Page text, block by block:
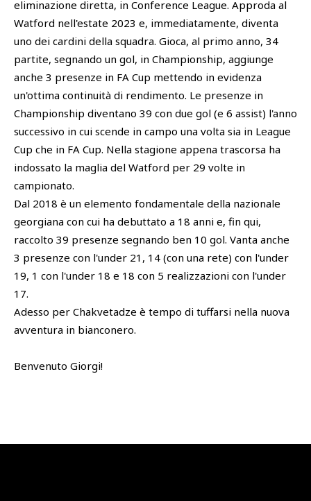
eliminazione diretta, in Conference League. Approda al
Watford nell'estate 2023 e, immediatamente, diventa
uno dei cardini della squadra. Gioca, al primo anno, 34
partite, segnando un gol, in Championship, aggiunge
anche 3 presenze in FA Cup mettendo in evidenza
un'ottima continuità di rendimento. Le presenze in
Championship diventano 39 con due gol (e 6 assist) l'anno
successivo in cui scende in campo una volta sia in League
Cup che in FA Cup. Nella stagione appena trascorsa ha
indossato la maglia del Watford per 29 volte in
campionato.
Dal 2018 è un elemento fondamentale della nazionale
georgiana con cui ha debuttato a 18 anni e, fin qui,
raccolto 39 presenze segnando ben 10 gol. Vanta anche
3 presenze con l'under 21, 14 (con una rete) con l'under
19, 1 con l'under 18 e 18 con 5 realizzazioni con l'under
17.
Adesso per Chakvetadze è tempo di tuffarsi nella nuova
avventura in bianconero.
Benvenuto Giorgi!